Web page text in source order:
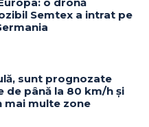
Semtex a intrat pe
sunt prognozate
până la 80 km/h și
mai multe zone